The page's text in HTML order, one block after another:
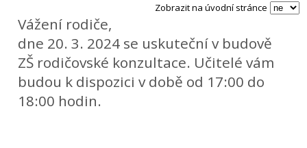
Zobrazit na úvodní stránce
Vážení rodiče,
dne 20. 3. 2024 se uskuteční v budově
ZŠ rodičovské konzultace. Učitelé vám
budou k dispozici v době od 17:00 do
18:00 hodin.